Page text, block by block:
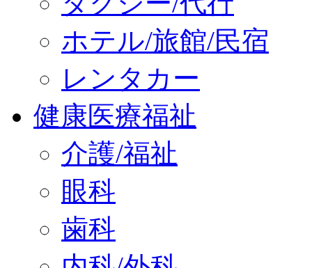
ホテル/旅館/民宿
レンタカー
健康医療福祉
介護/福祉
眼科
歯科